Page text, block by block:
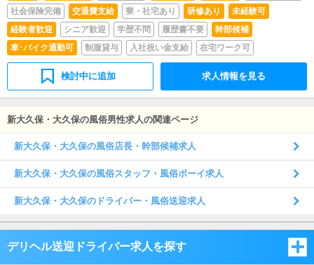
社会保険完備
交通費支給 寮・社宅あり 研修あり
未経験可
経験者歓迎
シニア歓迎 学歴不問 履歴書不要
幹部候補
車･バイク通勤可
制服貸与 入社祝い金支給 在宅ワーク可
検討中に追加 求人情報を見る
新大久保・大久保の風俗男性求人の関連ページ
新大久保・大久保の風俗店長・幹部候補求人
新大久保・大久保の風俗スタッフ・風俗ボーイ求人
新大久保・大久保のドライバー・風俗送迎求人
デリヘル送迎ドライバー求人を探す